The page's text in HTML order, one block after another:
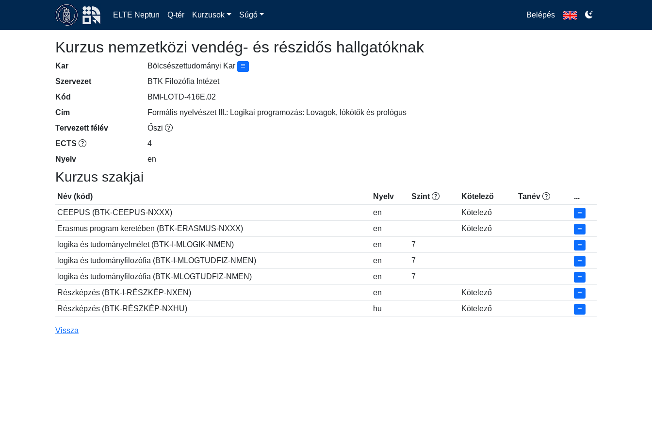
ELTE Neptun Q-tér Kurzusok Súgó Belépés
Kurzus nemzetközi vendég- és részidős hallgatóknak
Kar
Bölcsészettudományi Kar
Szervezet
BTK Filozófia Intézet
Kód
BMI-LOTD-416E.02
Cím
Formális nyelvészet III.: Logikai programozás: Lovagok, lókötők és prológus
Tervezett félév
Őszi
ECTS
4
Nyelv
en
Kurzus szakjai
Név (kód) Nyelv Szint Kötelező Tanév
...
CEEPUS (BTK-CEEPUS-NXXX)
en
Kötelező
Erasmus program keretében (BTK-ERASMUS-NXXX)
en
Kötelező
logika és tudományelmélet (BTK-I-MLOGIK-NMEN)
en
7
logika és tudományfilozófia (BTK-I-MLOGTUDFIZ-NMEN)
en
7
logika és tudományfilozófia (BTK-MLOGTUDFIZ-NMEN)
en
7
Részképzés (BTK-I-RÉSZKÉP-NXEN)
en
Kötelező
Részképzés (BTK-RÉSZKÉP-NXHU)
hu Kötelező
Vissza